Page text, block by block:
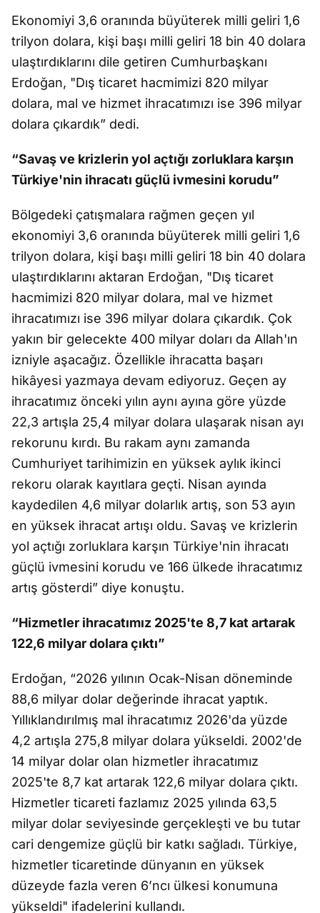
Ekonomiyi 3,6 oranında büyüterek milli geliri 1,6
trilyon dolara, kişi başı milli geliri 18 bin 40 dolara
ulaştırdıklarını dile getiren Cumhurbaşkanı
Erdoğan, "Dış ticaret hacmimizi 820 milyar
dolara, mal ve hizmet ihracatımızı ise 396 milyar
dolara çıkardık” dedi.
“Savaş ve krizlerin yol açtığı zorluklara karşın
Türkiye'nin ihracatı güçlü ivmesini korudu”
Bölgedeki çatışmalara rağmen geçen yıl
ekonomiyi 3,6 oranında büyüterek milli geliri 1,6
trilyon dolara, kişi başı milli geliri 18 bin 40 dolara
ulaştırdıklarını aktaran Erdoğan, "Dış ticaret
hacmimizi 820 milyar dolara, mal ve hizmet
ihracatımızı ise 396 milyar dolara çıkardık. Çok
yakın bir gelecekte 400 milyar doları da Allah'ın
izniyle aşacağız. Özellikle ihracatta başarı
hikâyesi yazmaya devam ediyoruz. Geçen ay
ihracatımız önceki yılın aynı ayına göre yüzde
22,3 artışla 25,4 milyar dolara ulaşarak nisan ayı
rekorunu kırdı. Bu rakam aynı zamanda
Cumhuriyet tarihimizin en yüksek aylık ikinci
rekoru olarak kayıtlara geçti. Nisan ayında
kaydedilen 4,6 milyar dolarlık artış, son 53 ayın
en yüksek ihracat artışı oldu. Savaş ve krizlerin
yol açtığı zorluklara karşın Türkiye'nin ihracatı
güçlü ivmesini korudu ve 166 ülkede ihracatımız
artış gösterdi” diye konuştu.
“Hizmetler ihracatımız 2025'te 8,7 kat artarak
122,6 milyar dolara çıktı”
Erdoğan, “2026 yılının Ocak-Nisan döneminde
88,6 milyar dolar değerinde ihracat yaptık.
Yıllıklandırılmış mal ihracatımız 2026'da yüzde
4,2 artışla 275,8 milyar dolara yükseldi. 2002'de
14 milyar dolar olan hizmetler ihracatımız
2025'te 8,7 kat artarak 122,6 milyar dolara çıktı.
Hizmetler ticareti fazlamız 2025 yılında 63,5
milyar dolar seviyesinde gerçekleşti ve bu tutar
cari dengemize güçlü bir katkı sağladı. Türkiye,
hizmetler ticaretinde dünyanın en yüksek
düzeyde fazla veren 6’ncı ülkesi konumuna
yükseldi" ifadelerini kullandı.